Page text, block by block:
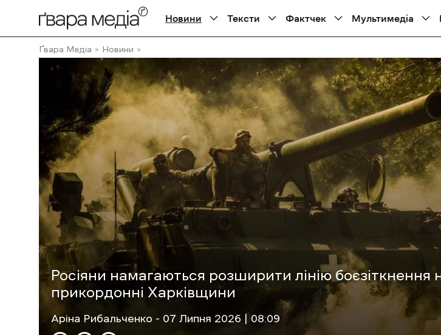
Новини Тексти Фактчек Мультимедіа
Ґвара Медіа Новини
Росіяни намагаються розширити лінію боєзіткнення
прикордонні Харківщини
Аріна Рибальченко - 07 Липня 2026 | 08:09